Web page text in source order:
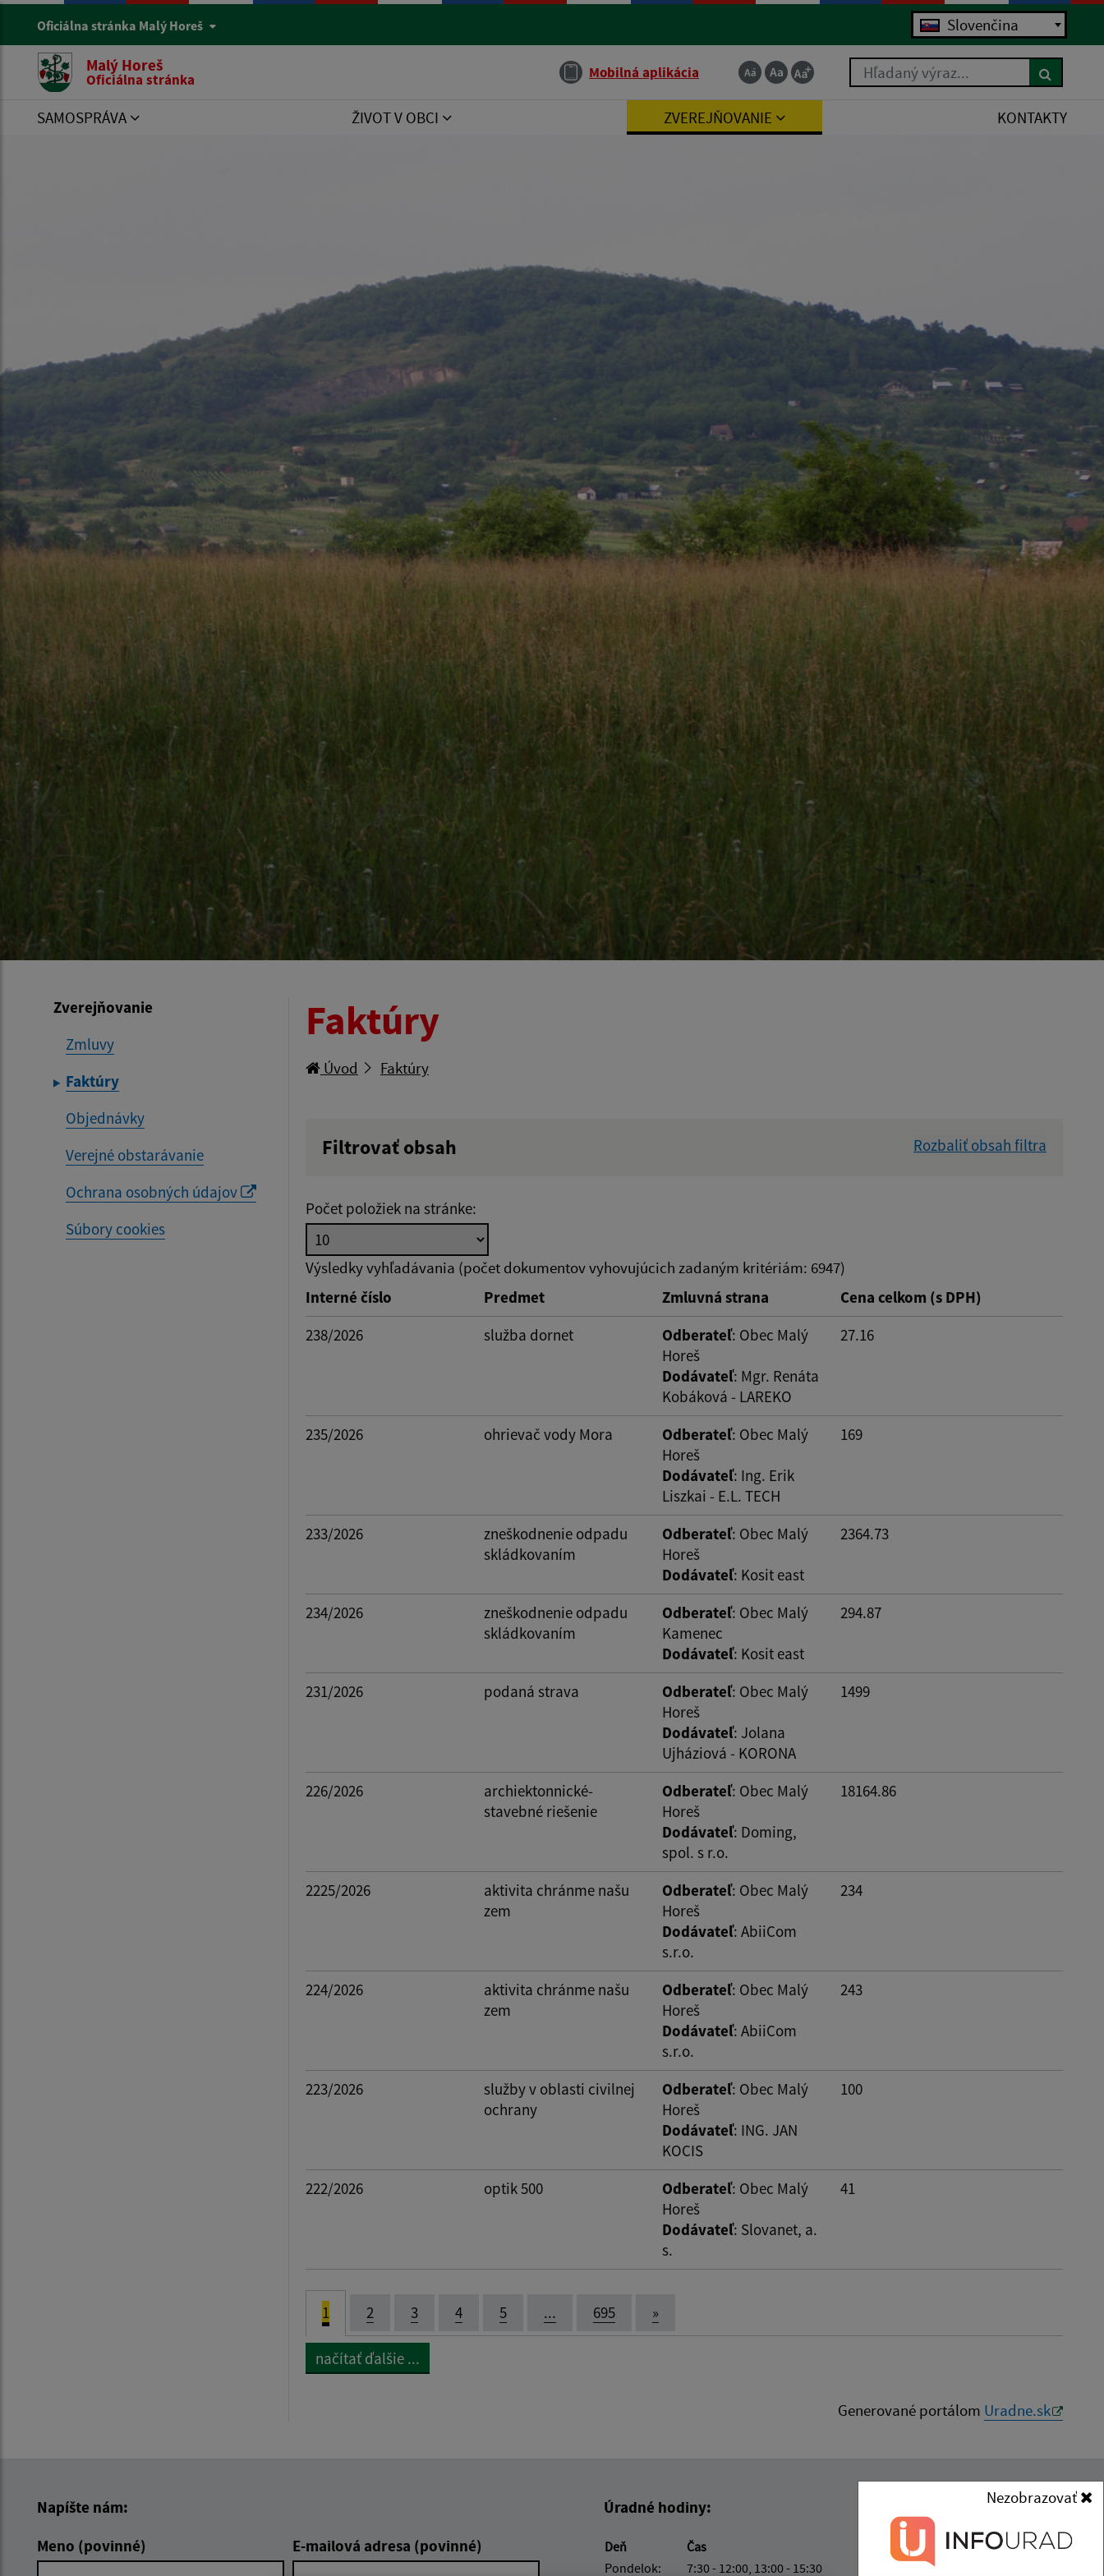
Oficiálna stránka Malý Horeš Slovenčina
Malý Horeš
Oficiálna stránka Mobilná aplikácia Hľadaný výraz...
SAMOSPRÁVA ŽIVOT V OBCI ZVEREJŇOVANIE KONTAKTY
Zverejňovanie
Zmluvy
Faktúry
Objednávky
Verejné obstarávanie
Ochrana osobných údajov
Súbory cookies
Faktúry
Úvod Faktúry
Filtrovať obsah
Rozbaliť obsah filtra
Dátum zverejnenia do:
Filtrovať
Počet položiek na stránke:
Výsledky vyhľadávania (počet dokumentov vyhovujúcich zadaným kritériám: 6947)
Interné číslo
Predmet Zmluvná strana
Cena celkom (s DPH)
238/2026
služba dornet Odberateľ: Obec Malý
Horeš
Dodávateľ: Mgr. Renáta
Kobáková - LAREKO
27.16
235/2026 ohrievač vody Mora Odberateľ: Obec Malý
Horeš
Dodávateľ: Ing. Erik
Liszkai - E.L. TECH
169
233/2026
zneškodnenie odpadu
skládkovaním
Odberateľ: Obec Malý
Horeš
Dodávateľ: Kosit east
2364.73
234/2026
zneškodnenie odpadu
skládkovaním
Odberateľ: Obec Malý
Kamenec
Dodávateľ: Kosit east
294.87
231/2026 podaná strava Odberateľ: Obec Malý
Horeš
Dodávateľ: Jolana
Ujháziová - KORONA
1499
226/2026
archiektonnické-
stavebné riešenie
Odberateľ: Obec Malý
Horeš
Dodávateľ: Doming,
spol. s r.o.
18164.86
2225/2026
aktivita chránme našu
zem
Odberateľ: Obec Malý
Horeš
Dodávateľ: AbiiCom
s.r.o.
234
224/2026
aktivita chránme našu
zem
Odberateľ: Obec Malý
Horeš
Dodávateľ: AbiiCom
s.r.o.
243
223/2026
služby v oblasti civilnej
ochrany
Odberateľ: Obec Malý
Horeš
Dodávateľ: ING. JAN
KOCIS
100
222/2026 optik 500 Odberateľ: Obec Malý
Horeš
Dodávateľ: Slovanet, a.
s.
41
1 2 3 4 5 ... 695 »
načítať ďalšie ...
Generované portálom Uradne.sk
Napíšte nám:
Meno (povinné)
E-mailová adresa (povinné)
Úradné hodiny:
Deň
Čas
Pondelok:
7:30 - 12:00, 13:00 - 15:30
Obec (Malý Horeš)
Obecný úrad (Malý Horeš)
Nezobrazovať